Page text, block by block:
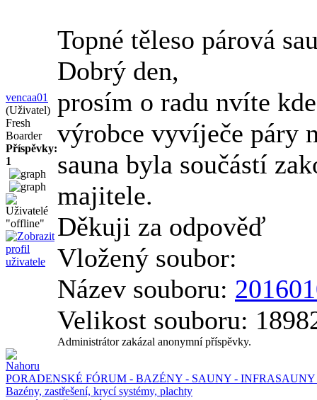
vencaa01
(Uživatel)
Fresh
Boarder
Příspěvky:
1
Topné těleso párová
Dobrý den,
prosím o radu nvíte
výrobce vyvíječe páry
sauna byla součástí
majitele.
Děkuji za odpověď
Vložený soubor:
Název souboru:
Velikost souboru:
Administrátor zakázal anonymní příspěvky.
PORADENSKÉ FÓRUM - BAZÉNY - SAUNY -
Bazény, zastřešení, krycí systémy, plachty